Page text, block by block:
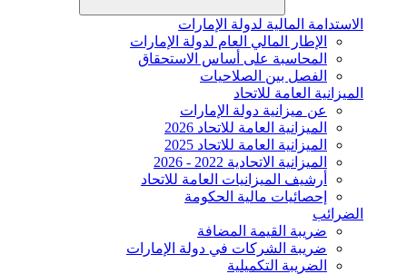
الاستدامة المالية لدولة الإمارات
الإطار المالي العام لدولة الإمارات
المحاسبة على أساس الاستحقاق
الفصل بين الصلاحيات
الميزانية العامة للاتحاد
عن ميزانية دولة الإمارات
الميزانية العامة للاتحاد 2026
الميزانية العامة للاتحاد 2025
الميزانية الاتحادية 2022 - 2026
أرشيف الميزانيات العامة للاتحاد
إحصائيات مالية الحكومة
الضرائب
ضريبة القيمة المضافة
ضريبة الشركات في دولة الإمارات
الضريبة التكميلية